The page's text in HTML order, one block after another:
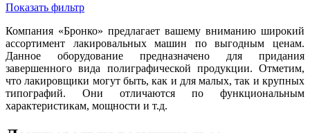
Показать фильтр
Компания «Бронко» предлагает вашему вниманию широкий
ассортимент лакировальных машин по выгодным ценам.
Данное оборудование предназначено для придания
завершенного вида полиграфической продукции. Отметим,
что лакировщики могут быть, как и для малых, так и крупных
типографий. Они отличаются по функциональным
характеристикам, мощности и т.д.